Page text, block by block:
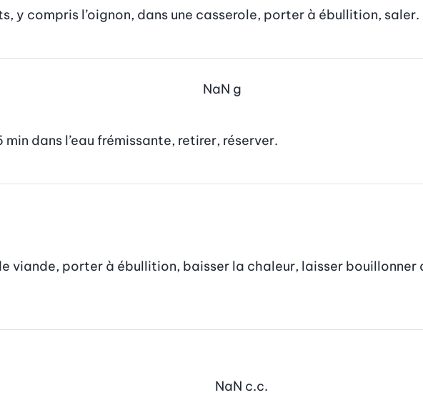
y compris l’oignon, dans une casserole, porter à ébullition, saler.
NaN g
dans l’eau frémissante, retirer, réserver.
viande, porter à ébullition, baisser la chaleur, laisser bouillonner
NaN c.c.